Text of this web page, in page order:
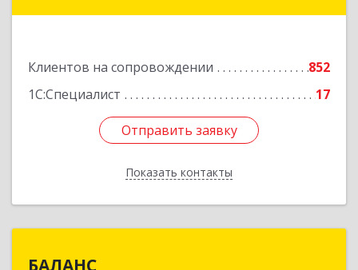
Клиентов на сопровождении
852
1С:Специалист
17
Отправить заявку
Показать контакты
Отправить заявку
Назад
БАЛАНС